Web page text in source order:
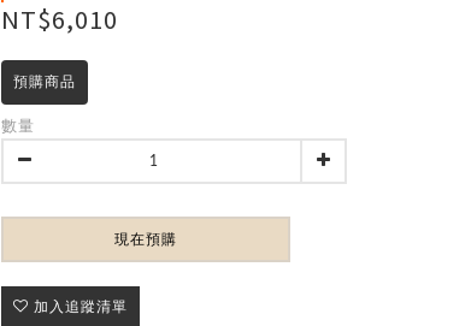
NT$6,010
預購商品
數量
現在預購
加入追蹤清單